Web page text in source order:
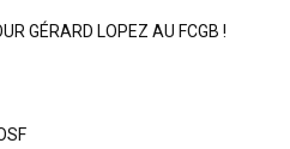
GÉRARD LOPEZ AU FCGB !